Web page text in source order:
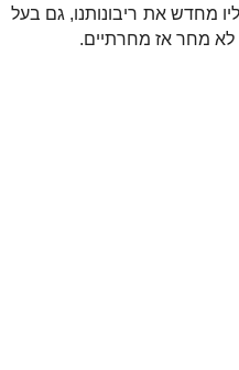
מחדש את ריבונותנו, גם בעל
לא מחר אז מחרתיים.